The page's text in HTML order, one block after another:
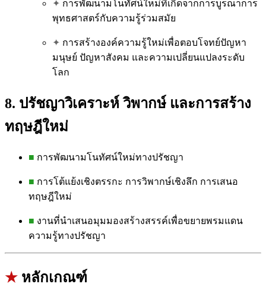
✦ การพัฒนามโนทัศน์ใหม่ที่เกิดจากการบูรณาการ
พุทธศาสตร์กับความรู้ร่วมสมัย
✦ การสร้างองค์ความรู้ใหม่เพื่อตอบโจทย์ปัญหา
มนุษย์ ปัญหาสังคม และความเปลี่ยนแปลงระดับ
โลก
8. ปรัชญาวิเคราะห์ วิพากษ์ และการสร้าง
ทฤษฎีใหม่
■ การพัฒนามโนทัศน์ใหม่ทางปรัชญา
■ การโต้แย้งเชิงตรรกะ การวิพากษ์เชิงลึก การเสนอ
ทฤษฎีใหม่
■ งานที่นำเสนอมุมมองสร้างสรรค์เพื่อขยายพรมแดน
ความรู้ทางปรัชญา
★ หลักเกณฑ์